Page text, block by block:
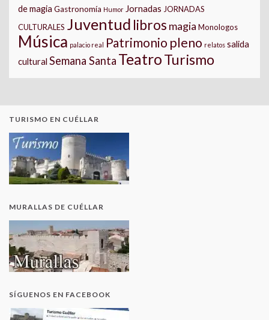
de magia Gastronomía Humor Jornadas JORNADAS
CULTURALES Juventud libros magia Monologos
Música palacio real Patrimonio pleno relatos salida
cultural Semana Santa TeatroTurismo
TURISMO EN CUÉLLAR
MURALLAS DE CUÉLLAR
SÍGUENOS EN FACEBOOK